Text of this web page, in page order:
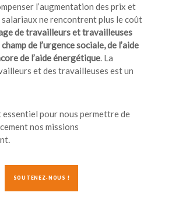
l’augmentation des prix et
ne rencontrent plus le coût
de travailleurs et travailleuses
de l’urgence sociale, de l’aide
de l’aide énergétique. La
et des travailleuses est un
pour nous permettre de
nos missions
.
SOUTENEZ-NOUS !